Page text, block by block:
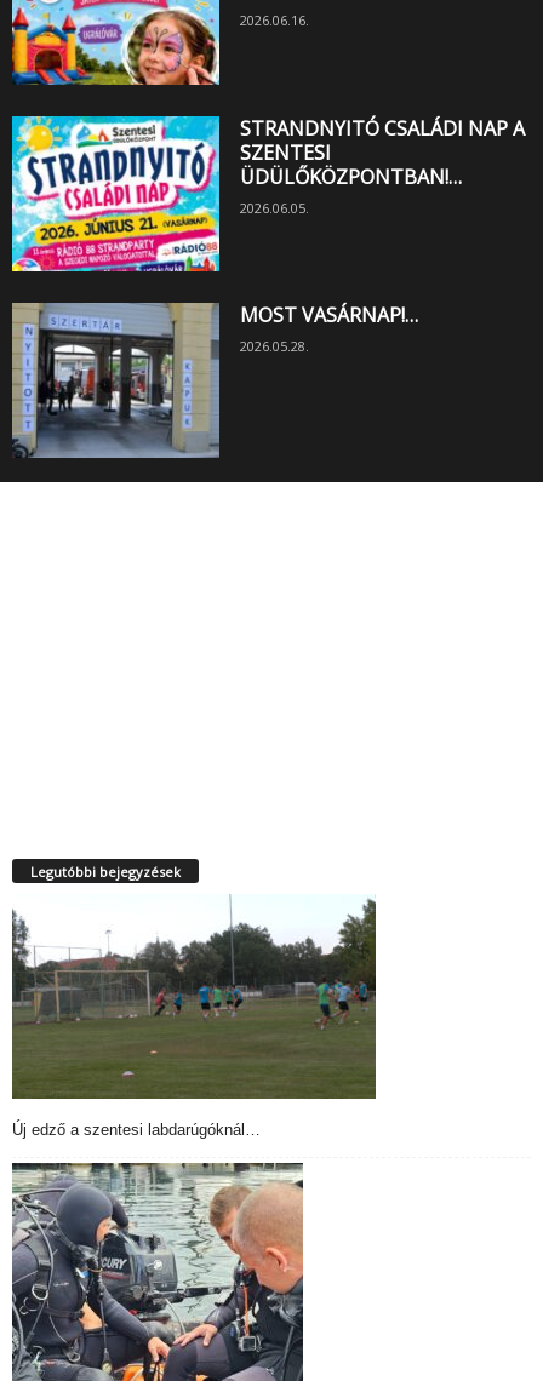
2026.06.16.
STRANDNYITÓ CSALÁDI NAP A
SZENTESI
ÜDÜLŐKÖZPONTBAN!…
2026.06.05.
MOST VASÁRNAP!…
2026.05.28.
Legutóbbi bejegyzések
Új edző a szentesi labdarúgóknál…